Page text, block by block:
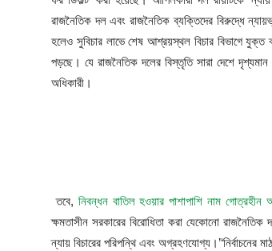
রাজনৈতিক দল এবং রাজনৈতিক ব্যক্তিদের বিরুদ্ধে
হলেও সুবিচার লাভে শেষ আশ্রয়স্থল বিচার বিভাগে
পড়ছে। যে রাজনৈতিক দলের বিস্তৃতি সারা দেশে
অধিকারী।
তবে, নিবন্ধন বাতিল হওয়ার পাশাপাশি নাম গোত্রহীন
ক্ষমতাসীন সরকারের বিরোধিতা করা যেকোনো
ন্যায় বিচারের পরিপন্থি এবং অগ্রহণযোগ্য।’‘নির্বাচনের